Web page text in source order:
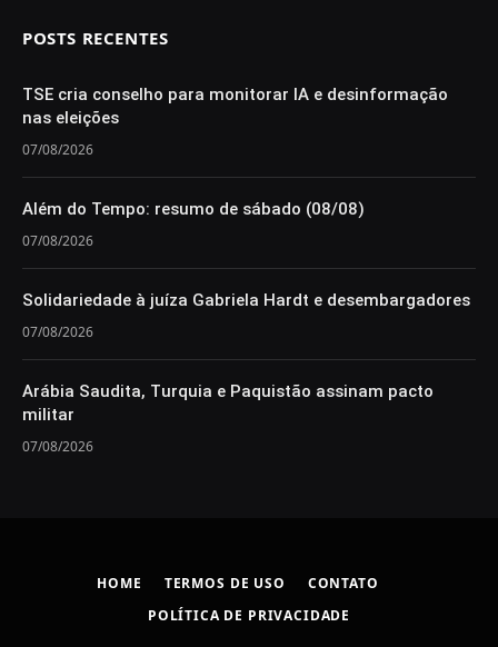
POSTS RECENTES
TSE cria conselho para monitorar IA e desinformação
nas eleições
07/08/2026
Além do Tempo: resumo de sábado (08/08)
07/08/2026
Solidariedade à juíza Gabriela Hardt e desembargadores
07/08/2026
Arábia Saudita, Turquia e Paquistão assinam pacto
militar
07/08/2026
HOME TERMOS DE USO
CONTATO
POLÍTICA DE PRIVACIDADE